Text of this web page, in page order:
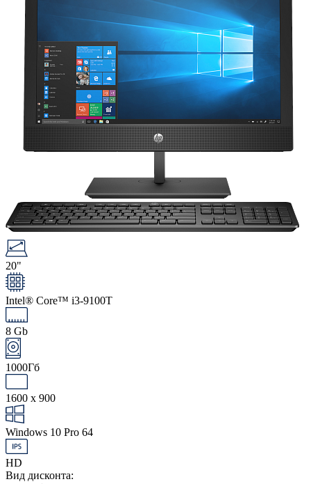
20"
Intel® Core™ i3-9100T
8 Gb
1000Гб
1600 x 900
Windows 10 Pro 64
HD
Вид дисконта: